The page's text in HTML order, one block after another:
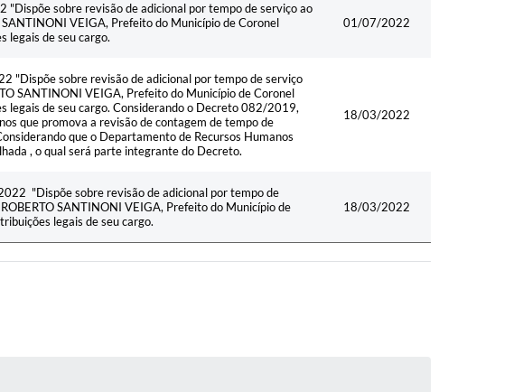
sobre revisão de adicional por tempo de serviço ao
VEIGA, Prefeito do Município de Coronel
legais de seu cargo.
01/07/2022
"Dispõe sobre revisão de adicional por tempo de serviço
SANTINONI VEIGA, Prefeito do Município de Coronel
legais de seu cargo. Considerando o Decreto 082/2019,
que promova a revisão de contagem de tempo de
que o Departamento de Recursos Humanos
, o qual será parte integrante do Decreto.
18/03/2022
"Dispõe sobre revisão de adicional por tempo de
SANTINONI VEIGA, Prefeito do Município de
legais de seu cargo.
18/03/2022